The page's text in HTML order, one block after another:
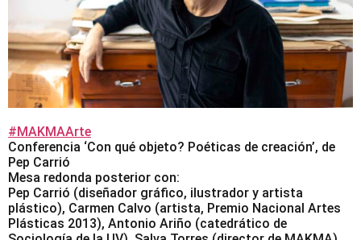
#MAKMAArte
Conferencia ‘Con qué objeto? Poéticas de creación’, de
Pep Carrió
Mesa redonda posterior con:
Pep Carrió (diseñador gráfico, ilustrador y artista
plástico), Carmen Calvo (artista, Premio Nacional Artes
Plásticas 2013), Antonio Ariño (catedrático de